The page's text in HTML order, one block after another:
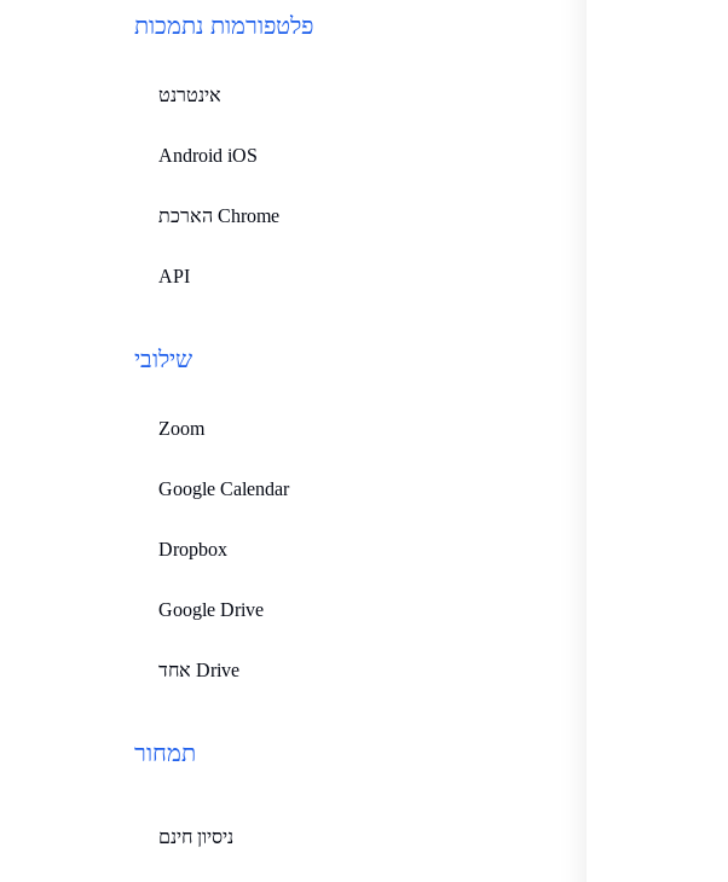
פלטפורמות נתמכות
אינטרנט
Android iOS
הארכת Chrome
API
שילובי
Zoom
Google Calendar
Dropbox
Google Drive
אחד Drive
תמחור
ניסיון חינם